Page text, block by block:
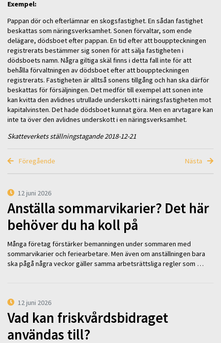
Exempel:
Pappan dör och efterlämnar en skogsfastighet. En sådan fastighet
beskattas som näringsverksamhet. Sonen förvaltar, som ende
delägare, dödsboet efter pappan. En tid efter att bouppteckningen
registrerats bestämmer sig sonen för att sälja fastigheten i
dödsboets namn. Några giltiga skäl finns i detta fall inte för att
behålla förvaltningen av dödsboet efter att bouppteckningen
registrerats. Fastigheten är alltså sonens tillgång och han ska därför
beskattas för försäljningen. Det medför till exempel att sonen inte
kan kvitta den avlidnes utrullade underskott i näringsfastigheten mot
kapitalvinsten. Det hade dödsboet kunnat göra. Men en arvtagare kan
inte ta över den avlidnes underskott i en näringsverksamhet.
Skatteverkets ställningstagande 2018-12-21
Föregående Nästa
12 juni 2026
Anställa sommarvikarier? Det här
behöver du ha koll på
Många företag förstärker bemanningen under sommaren med
sommarvikarier och feriearbetare. Men även om anställningen bara
ska pågå några veckor gäller samma arbetsrättsliga regler som …
12 juni 2026
Vad kan friskvårdsbidraget
användas till?